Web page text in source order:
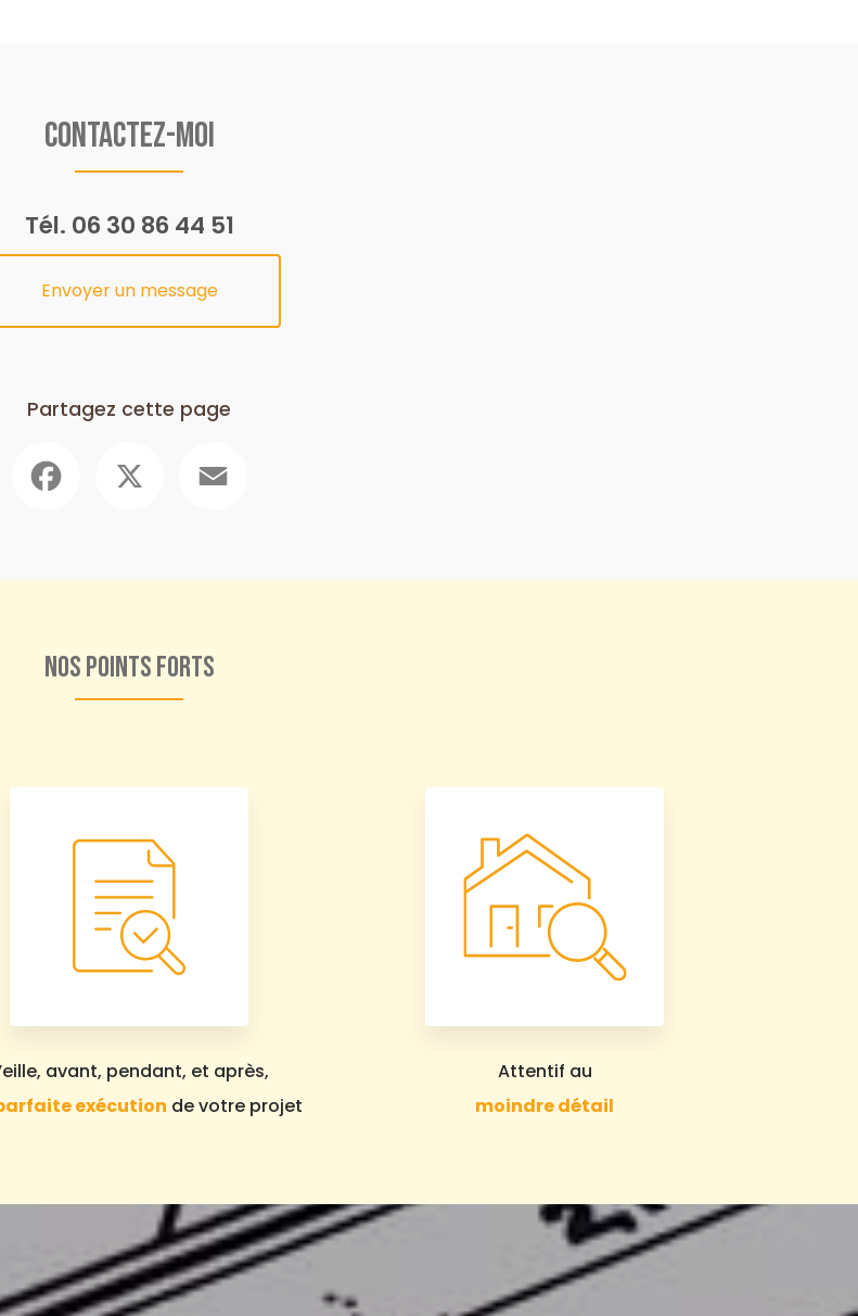
Contactez-moi
Tél. 06 30 86 44 51
Envoyer un message
Partagez cette page
Nos points forts
avant, pendant, et après,
exécution de votre projet
Attentif au
moindre détail